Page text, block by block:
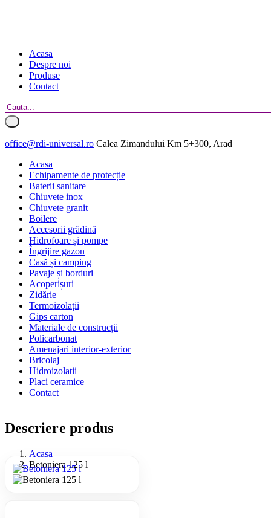
Acasa
Despre noi
Produse
Contact
office@rdi-universal.ro Calea Zimandului Km 5+300, Arad
Acasa
Echipamente de protecție
Baterii sanitare
Chiuvete inox
Chiuvete granit
Boilere
Accesorii grădină
Hidrofoare și pompe
Îngrijire gazon
Casă și camping
Pavaje și borduri
Acoperișuri
Zidărie
Termoizolații
Gips carton
Materiale de construcții
Policarbonat
Amenajari interior-exterior
Bricolaj
Hidroizolatii
Placi ceramice
Contact
Descriere produs
Acasa
Betoniera 125 l